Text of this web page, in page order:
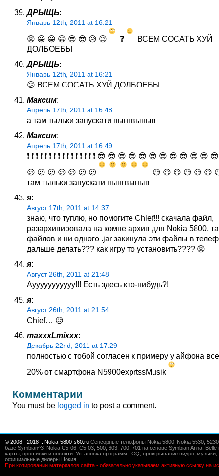
ДРЫЩЬ:
Январь 12th, 2011 at 16:21
😡 😀 😀 😀 😎 😎 😥 😉 ❓
ВСЕМ СОСАТЬ ХУЙ
ДОЛБОЕБЫ
ДРЫЩЬ:
Январь 12th, 2011 at 16:21
😕 ВСЕМ СОСАТЬ ХУЙ ДОЛБОЕБЫ
Максим:
Апрель 17th, 2011 at 16:48
а там тыльки запускати пынгвыныв
Максим:
Апрель 17th, 2011 at 16:49
❗ ❗ ❗ ❗ ❗ ❗ ❗ ❗ ❗ ❗ ❗ ❗ ❗ ❗ ❗ ❗ 😎 😎 😎 😎 😎 😎 😎 😎 😎 😎
😕 😕 😕 😕 😕 😕 😕
😥 😥 😥 😥 😥 😥
там тыльки запускати пынгвыныв
я:
Август 17th, 2011 at 14:37
знаю, что туплю, но помогите Chief!!! скачала файл,
разархивировала на компе архив для Nokia 5800,
файлов и ни одного .jar закинула эти файлы в
дальше делать??? как игру то установить???? 😡
я:
Август 26th, 2011 at 21:48
Аууууууууууу!!! Есть здесь кто-нибудь?!
я:
Август 26th, 2011 at 21:54
Chief… 😥
maxxxLmixxx:
Декабрь 22nd, 2011 at 17:29
полностью с тобой согласен к примеру у айфона
20% от смартфона N5900exprtssMusik
Комментарии
You must be logged in to post a comment.
© 2008 - 2018 :: Nokia-5800-s60.ru Сенсорные телефоны Nokia 5800, Nokia 5530,
базе Symbian^3, Nokia C5-06, C5-03, 500, 603, 700, 701 на основе Symbian Anna,
карты, прошивки и новости. Установка программ, ICQ, проигрывание видео,
официальные дилеры Нокия.
При копировании материалов сайта - обязательно указываем активную ссылку на